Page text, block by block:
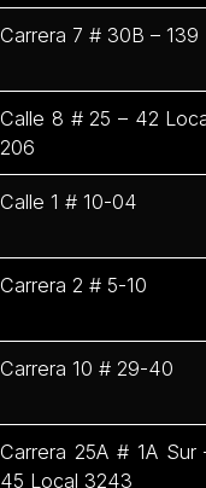
Carrera 7 # 30B – 139
Calle 8 # 25 – 42
206
Calle 1 # 10-04
Carrera 2 # 5-10
Carrera 10 # 29-40
Carrera 25A # 1A Sur
45 Local 3243